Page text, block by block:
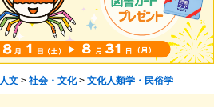
人文> 社会・文化> 文化人類学・民俗学